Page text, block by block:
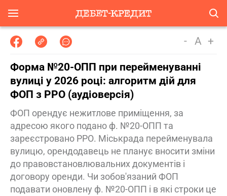
- A +
Форма №20-ОПП при перейменуванні
вулиці у 2026 році: алгоритм дій для
ФОП з РРО (аудіоверсія)
ФОП орендує нежитлове приміщення, за
адресою якого подано ф. №20-ОПП та
зареєстровано РРО. Міськрада перейменувала
вулицю, орендодавець не планує вносити зміни
до правовстановлювальних документів і
договору оренди. Чи зобов'язаний ФОП
подавати оновлену ф. №20-ОПП і в які строки це